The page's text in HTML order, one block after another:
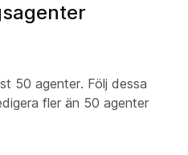
50 agenter. Följ dessa
fler än 50 agenter